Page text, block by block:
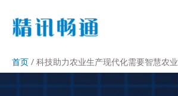
首页 科技助力农业生产现代化需要智慧农业